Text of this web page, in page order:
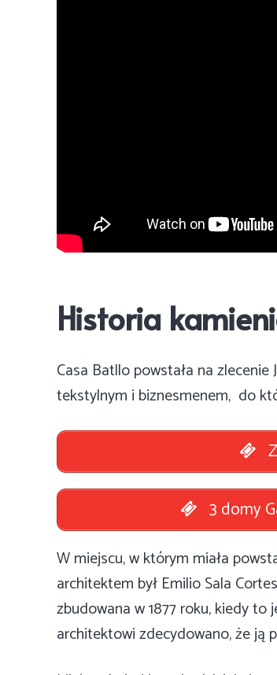
Historia
Casa Batllo powstała na
tekstylnym i biznesmenem, do
3 domy
W miejscu, w którym miała
architektem był Emilio Sala
zbudowana w 1877 roku, kiedy to
architektowi zdecydowano, że ją